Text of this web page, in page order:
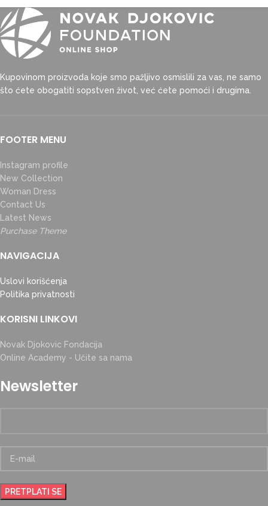
Kupovinom proizvoda koje smo pažljivo osmislili za vas, ne samo
što ćete obogatiti sopstven život, već ćete pomoći i drugima.
FOOTER MENU
Instagram profile
New Collection
Woman Dress
Contact Us
Latest News
Purchase Theme
NAVIGACIJA
Uslovi korišćenja
Politika privatnosti
KORISNI LINKOVI
Novak Djokovic Fondacija
Online Academy - Učite sa nama
Newsletter